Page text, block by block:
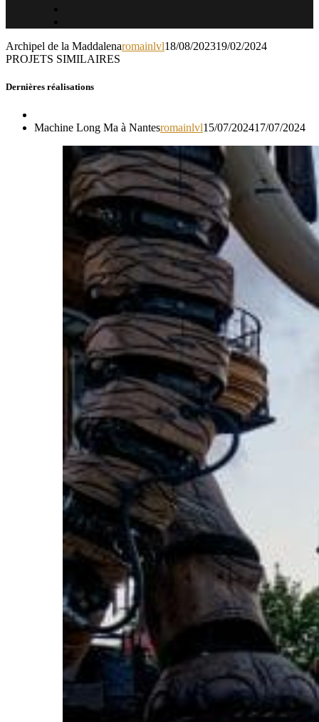
Archipel de la Maddalenaromainlvl18/08/202319/02/2024
PROJETS SIMILAIRES
Dernières réalisations
Machine Long Ma à Nantesromainlvl15/07/202417/07/2024